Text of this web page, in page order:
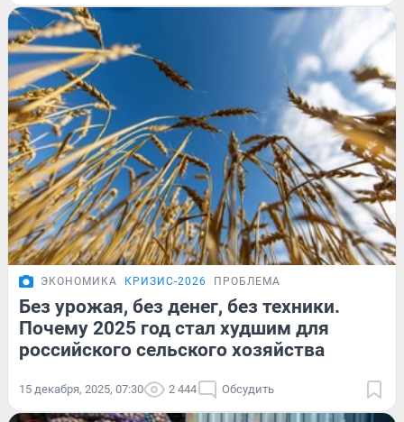
ЭКОНОМИКА КРИЗИС-2026 ПРОБЛЕМА
Без урожая, без денег, без техники.
Почему 2025 год стал худшим для
российского сельского хозяйства
15 декабря, 2025, 07:30 2 444 Обсудить